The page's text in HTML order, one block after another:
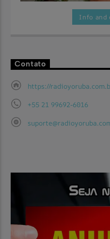
Aqui você vai encontrar as
Info and
Contato
https://
+55 21 99692-6016